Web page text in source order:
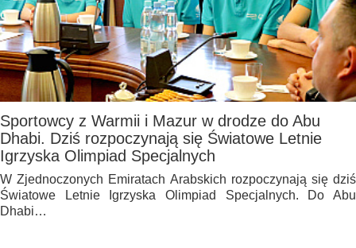
Sportowcy z Warmii i Mazur w drodze do Abu
Dhabi. Dziś rozpoczynają się Światowe Letnie
Igrzyska Olimpiad Specjalnych
W Zjednoczonych Emiratach Arabskich rozpoczynają się dziś
Światowe Letnie Igrzyska Olimpiad Specjalnych. Do Abu
Dhabi…